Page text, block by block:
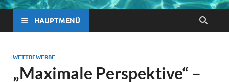
HAUPTMENÜ
WETTBEWERBE
„Maximale Perspektive“ –